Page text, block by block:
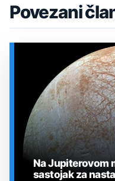
Povezani
Na Jupiterovom
sastojak za